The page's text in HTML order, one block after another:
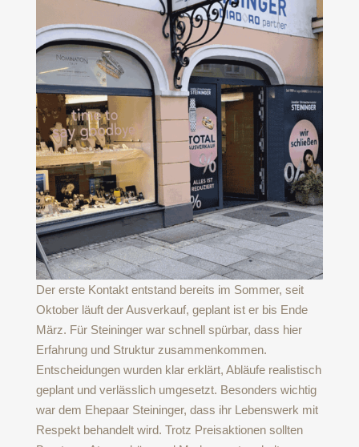
Der erste Kontakt entstand bereits im Sommer, seit
Oktober läuft der Ausverkauf, geplant ist er bis Ende
März. Für Steininger war schnell spürbar, dass hier
Erfahrung und Struktur zusammenkommen.
Entscheidungen wurden klar erklärt, Abläufe realistisch
geplant und verlässlich umgesetzt. Besonders wichtig
war dem Ehepaar Steininger, dass ihr Lebenswerk mit
Respekt behandelt wird. Trotz Preisaktionen sollten